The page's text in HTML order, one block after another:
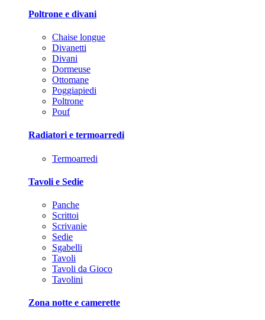
Poltrone e divani
Chaise longue
Divanetti
Divani
Dormeuse
Ottomane
Poggiapiedi
Poltrone
Pouf
Radiatori e termoarredi
Termoarredi
Tavoli e Sedie
Panche
Scrittoi
Scrivanie
Sedie
Sgabelli
Tavoli
Tavoli da Gioco
Tavolini
Zona notte e camerette